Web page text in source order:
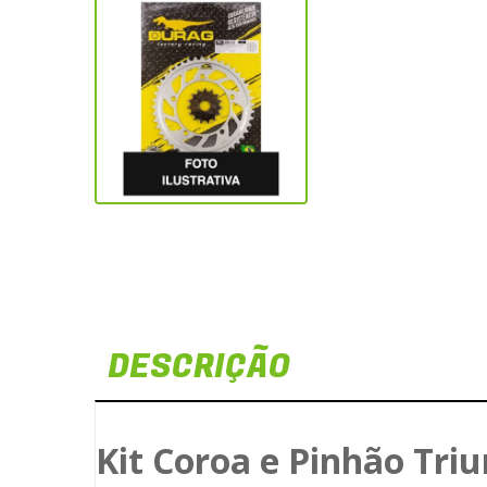
DESCRIÇÃO
Kit Coroa e Pinhão